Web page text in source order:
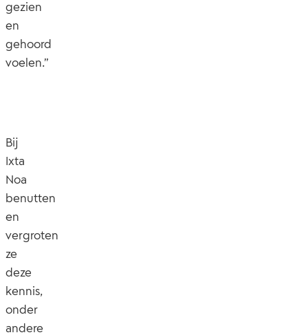
gezien
en
gehoord
voelen.”
Bij
Ixta
Noa
benutten
en
vergroten
ze
deze
kennis,
onder
andere